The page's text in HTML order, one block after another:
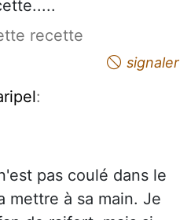
recette
appreciate signaler
:
pas coulé dans le
mettre à sa main. Je